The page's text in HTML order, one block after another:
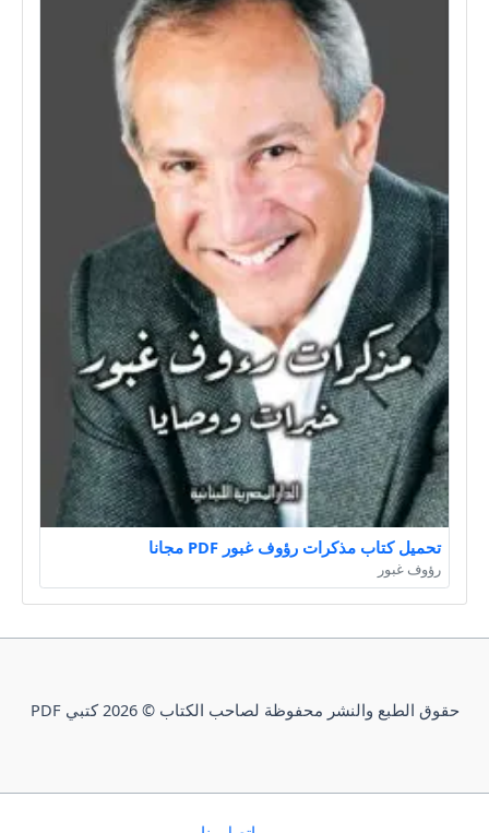
تحميل كتاب مذكرات رؤوف غبور PDF مجانا
رؤوف غبور
حقوق الطبع والنشر محفوظة لصاحب الكتاب © 2026 كتبي PDF